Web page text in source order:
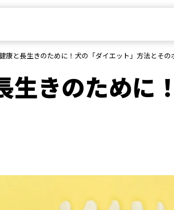
康と長生きのために！犬の「ダイエット」方法とその
生きのために